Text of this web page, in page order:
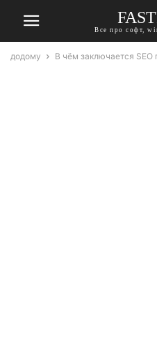
Все про софт,
додому В чём заключается SEO